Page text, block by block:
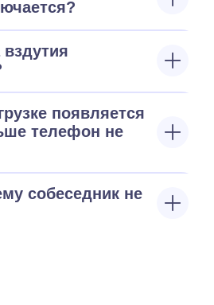
появляется
телефон не
собеседник не